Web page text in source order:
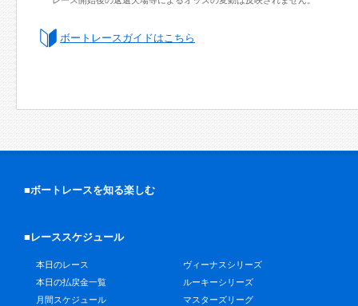
ボートレースガイドはこちら
■ボートレースを知る楽しむ
■レーススケジュール
本日のレース
本日の払戻金一覧
月間スケジュール
ヴィーナスシリーズ
ルーキーシリーズ
マスターズリーグ